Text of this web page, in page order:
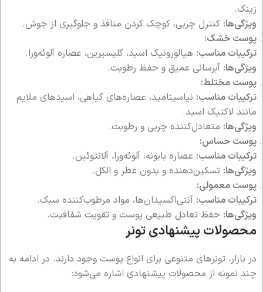
زینک.
ویژگی‌ها: کنترل چربی، کوچک کردن منافذ و جلوگیری از جوش.
پوست خشک:
ترکیبات مناسب: هیالورونیک اسید، گلیسیرین، عصاره آلوئه‌ورا.
ویژگی‌ها: آبرسانی عمیق و حفظ رطوبت.
پوست مختلط:
ترکیبات مناسب: نیاسینامید، عصاره‌های گیاهی، اسیدهای ملایم
مانند لاکتیک اسید.
ویژگی‌ها: متعادل‌کننده چربی و رطوبت.
پوست حساس:
ترکیبات مناسب: عصاره بابونه، آلوئه‌ورا، آلانتوئین.
ویژگی‌ها: تسکین‌دهنده و بدون عطر و الکل.
پوست معمولی:
ترکیبات مناسب: آنتی‌اکسیدان‌ها، مواد مرطوب‌کننده سبک.
ویژگی‌ها: حفظ تعادل طبیعی پوست و تقویت شفافیت.
محصولات پیشنهادی تونر
در بازار، تونرهای متنوعی برای انواع پوست وجود دارند. در ادامه به
چند نمونه از محصولات پیشنهادی اشاره می‌شود: